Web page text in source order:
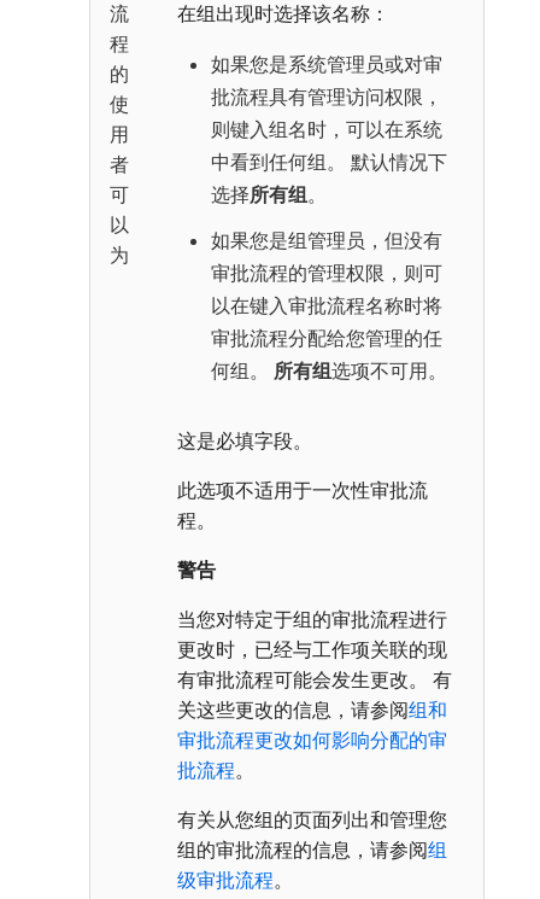
流
程
的
使
用
者
可
以
为
在组出现时选择该名称：
如果您是系统管理员或对审
批流程具有管理访问权限，
则键入组名时，可以在系统
中看到任何组。 默认情况下
选择所有组。
如果您是组管理员，但没有
审批流程的管理权限，则可
以在键入审批流程名称时将
审批流程分配给您管理的任
何组。 所有组选项不可用。
这是必填字段。
此选项不适用于一次性审批流
程。
警告
当您对特定于组的审批流程进行
更改时，已经与工作项关联的现
有审批流程可能会发生更改。 有
关这些更改的信息，请参阅组和
审批流程更改如何影响分配的审
批流程。
有关从您组的页面列出和管理您
组的审批流程的信息，请参阅组
级审批流程。